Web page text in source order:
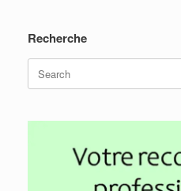
Recherche
Search
for: